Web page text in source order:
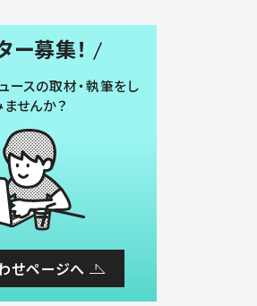
ー募集！
ースの取材・執筆をし
せんか？
せページへ